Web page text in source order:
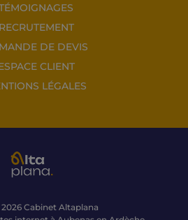
DE DEVIS
CLIENT
LÉGALES
Cabinet Altaplana